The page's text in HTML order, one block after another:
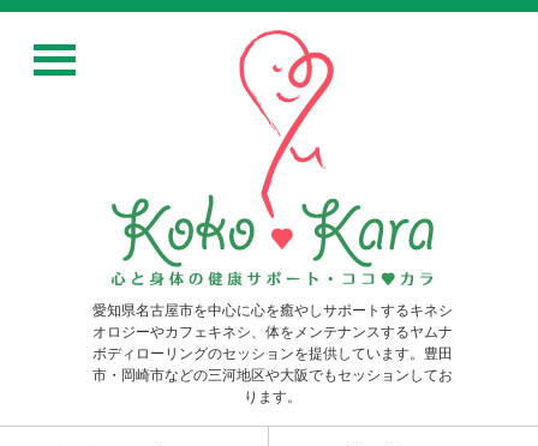
愛知県名古屋市を中心に心を癒やしサポートするキネシ
オロジーやカフェキネシ、体をメンテナンスするヤムナ
ボディローリングのセッションを提供しています。豊田
市・岡崎市などの三河地区や大阪でもセッションしてお
ります。